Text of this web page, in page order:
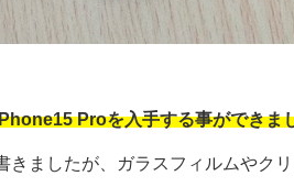
Proを入手する事ができま
きましたが、ガラスフィルムやク